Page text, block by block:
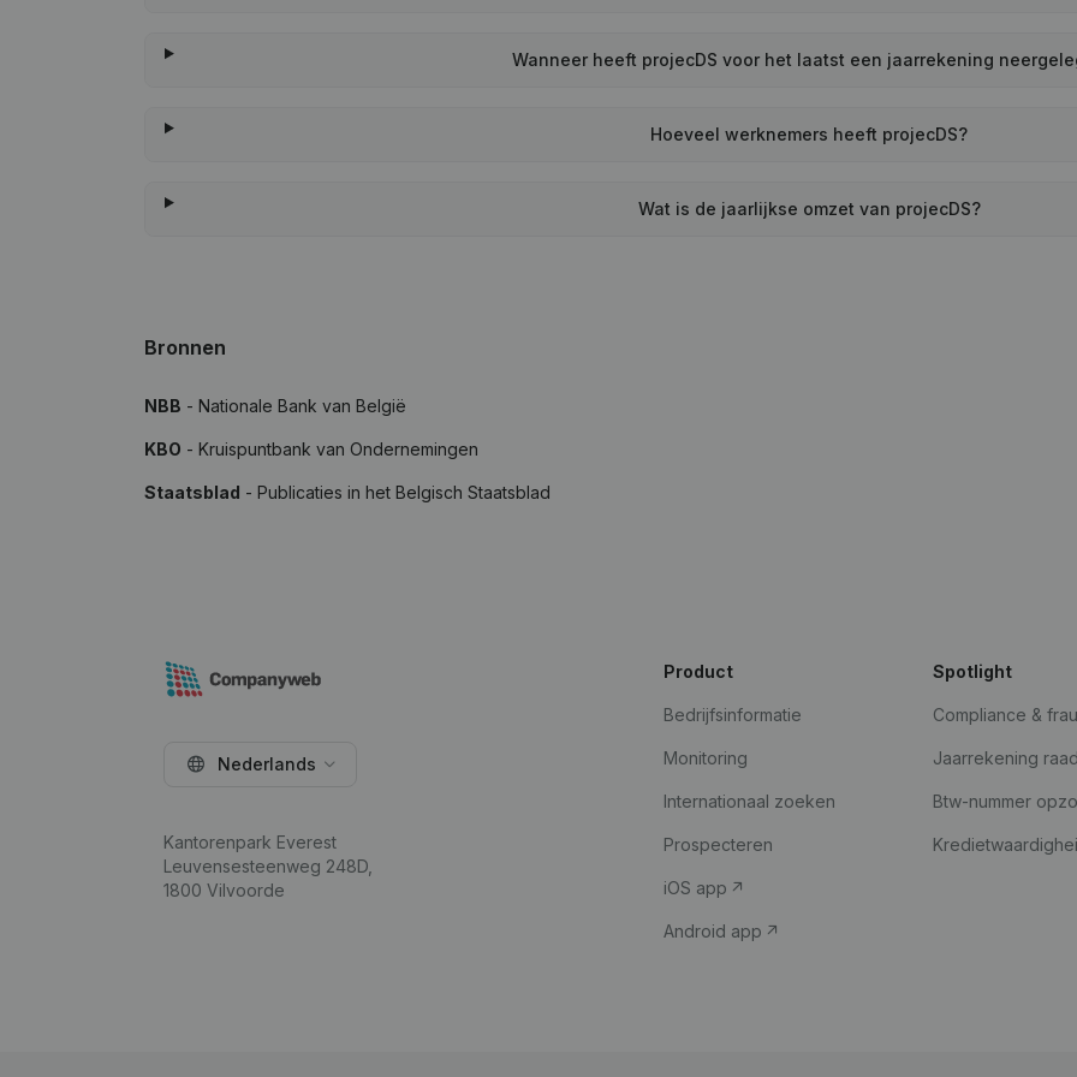
Wanneer heeft projecDS voor het laatst een jaarrekening
Hoeveel werknemers heeft projecDS?
Wat is de jaarlijkse omzet van projecDS?
Bronnen
NBB - Nationale Bank van België
KBO - Kruispuntbank van Ondernemingen
Staatsblad - Publicaties in het Belgisch Staatsblad
Nederlands
Kantorenpark Everest
Leuvensesteenweg 248D,
1800 Vilvoorde
Product
Bedrijfsinformatie
Monitoring
Internationaal zoeken
Prospecteren
iOS app
Android app
Spotlight
Compliance &
Jaarrekening
Btw-nummer